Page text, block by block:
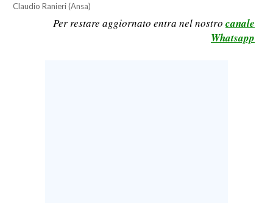
SPORT IN SARDEGNA
Claudio Ranieri (Ansa)
Per restare aggiornato entra nel nostro canale
Whatsapp